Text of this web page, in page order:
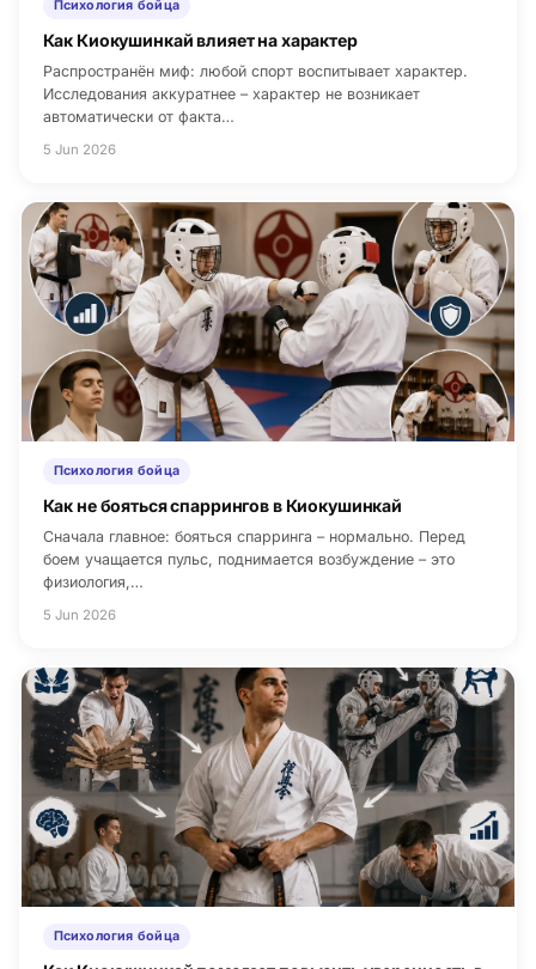
Психология бойца
Как Киокушинкай влияет на характер
Распространён миф: любой спорт воспитывает характер.
Исследования аккуратнее – характер не возникает
автоматически от факта…
5 Jun 2026
Психология бойца
Как не бояться спаррингов в Киокушинкай
Сначала главное: бояться спарринга – нормально. Перед
боем учащается пульс, поднимается возбуждение – это
физиология,…
5 Jun 2026
Психология бойца